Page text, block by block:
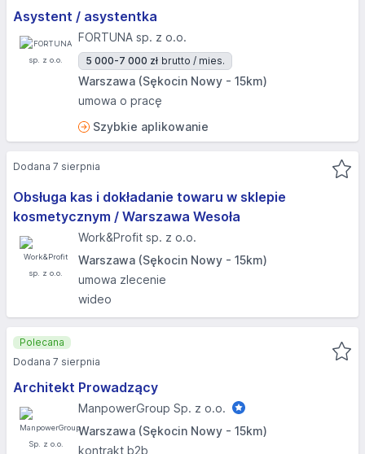
Asystent / asystentka
FORTUNA sp. z o.o.
5 000-7 000 zł brutto / mies.
Warszawa (Sękocin Nowy - 15km)
umowa o pracę
Szybkie aplikowanie
Obsługa kas i dokładanie towaru w sklepie
kosmetycznym / Warszawa Wesoła
Work&Profit sp. z o.o.
Warszawa (Sękocin Nowy - 15km)
umowa zlecenie
wideo
Dodana 7 sierpnia
Architekt Prowadzący
ManpowerGroup Sp. z o.o.
Warszawa (Sękocin Nowy - 15km)
kontrakt b2b
Polecana
Dodana 7 sierpnia